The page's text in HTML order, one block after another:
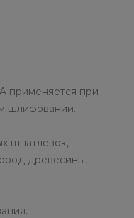
применяется при
шлифовании.
шпатлевок,
древесины,